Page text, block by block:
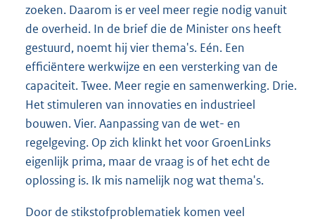
zoeken. Daarom is er veel meer regie nodig vanuit
de overheid. In de brief die de Minister ons heeft
gestuurd, noemt hij vier thema's. Eén. Een
efficiëntere werkwijze en een versterking van de
capaciteit. Twee. Meer regie en samenwerking. Drie.
Het stimuleren van innovaties en industrieel
bouwen. Vier. Aanpassing van de wet- en
regelgeving. Op zich klinkt het voor GroenLinks
eigenlijk prima, maar de vraag is of het echt de
oplossing is. Ik mis namelijk nog wat thema's.
Door de stikstofproblematiek komen veel